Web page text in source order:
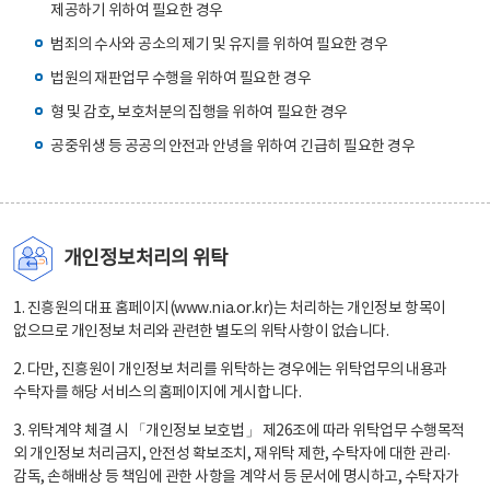
제공하기 위하여 필요한 경우
범죄의 수사와 공소의 제기 및 유지를 위하여 필요한 경우
법원의 재판업무 수행을 위하여 필요한 경우
형 및 감호, 보호처분의 집행을 위하여 필요한 경우
공중위생 등 공공의 안전과 안녕을 위하여 긴급히 필요한 경우
개인정보처리의 위탁
1. 진흥원의 대표 홈페이지(www.nia.or.kr)는 처리하는 개인정보 항목이
없으므로 개인정보 처리와 관련한 별도의 위탁사항이 없습니다.
2. 다만, 진흥원이 개인정보 처리를 위탁하는 경우에는 위탁업무의 내용과
수탁자를 해당 서비스의 홈페이지에 게시합니다.
3. 위탁계약 체결 시 「개인정보 보호법」 제26조에 따라 위탁업무 수행목적
외 개인정보 처리금지, 안전성 확보조치, 재위탁 제한, 수탁자에 대한 관리·
감독, 손해배상 등 책임에 관한 사항을 계약서 등 문서에 명시하고, 수탁자가